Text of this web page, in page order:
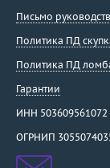
Письмо
Политика ПД
Политика ПД
Гарантии
ИНН 503609561072
ОГРНИП